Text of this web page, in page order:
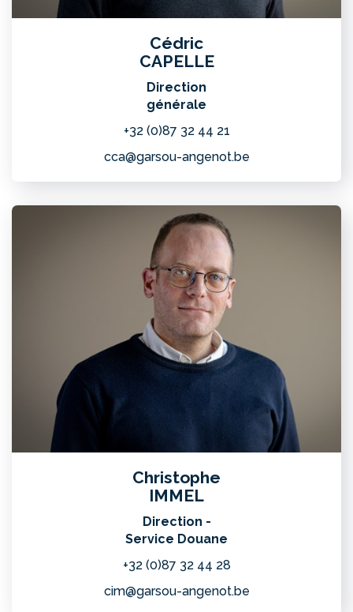
Cédric
CAPELLE
Direction
générale
+32 (0)87 32 44 21
cca@garsou-angenot.be
Christophe
IMMEL
Direction -
Service Douane
+32 (0)87 32 44 28
cim@garsou-angenot.be